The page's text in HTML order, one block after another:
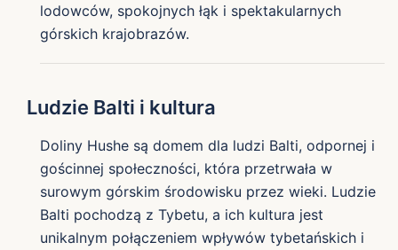
lodowców, spokojnych łąk i spektakularnych
górskich krajobrazów.
Ludzie Balti i kultura
Doliny Hushe są domem dla ludzi Balti, odpornej i
gościnnej społeczności, która przetrwała w
surowym górskim środowisku przez wieki. Ludzie
Balti pochodzą z Tybetu, a ich kultura jest
unikalnym połączeniem wpływów tybetańskich i